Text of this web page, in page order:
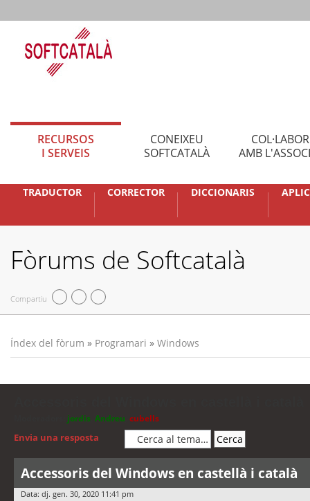
RECURSOS
I SERVEIS
CONEIXEU
SOFTCATALÀ
AMB
TRADUCTOR CORRECTOR DICCIONARIS
Fòrums de Softcatalà
Compartiu
Índex del fòrum » Programari » Windows
jordis Andreu cubells
Envia una resposta
Accessoris del Windows en castellà i català
Data: dj. gen. 30, 2020 11:41 pm